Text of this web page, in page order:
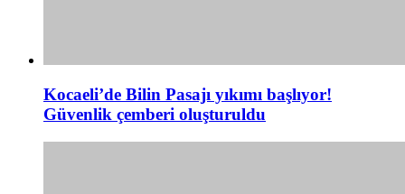
Kocaeli’de Bilin Pasajı yıkımı başlıyor!
Güvenlik çemberi oluşturuldu